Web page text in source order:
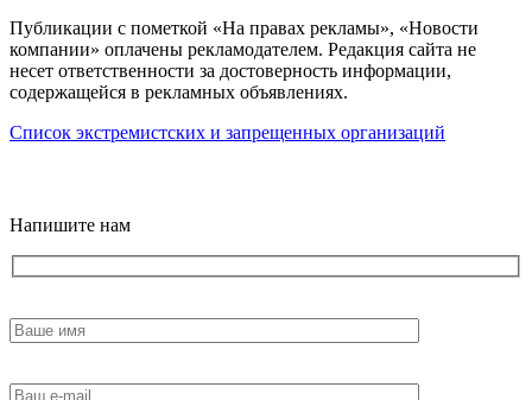
Публикации с пометкой «На правах рекламы», «Новости
компании» оплачены рекламодателем. Редакция сайта не
несет ответственности за достоверность информации,
содержащейся в рекламных объявлениях.
Список экстремистских и запрещенных организаций
Напишите нам